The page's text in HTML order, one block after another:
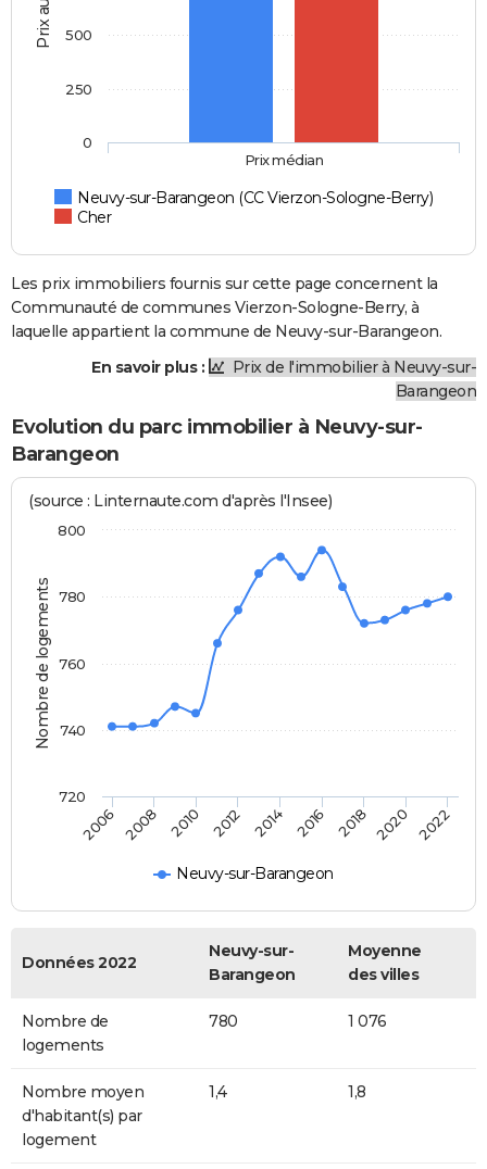
Neuvy-sur-Barangeon (CC Vierzon-Sologne-Berry)
Cher
Prix médian
0
250
500
Les prix immobiliers fournis sur cette page concernent la
Communauté de communes Vierzon-Sologne-Berry, à
laquelle appartient la commune de Neuvy-sur-Barangeon.
En savoir plus :
Prix de l'immobilier à Neuvy-sur-
Barangeon
Evolution du parc immobilier à Neuvy-sur-
Barangeon
Nombre de logements
(source : Linternaute.com d'après l'Insee)
Neuvy-sur-Barangeon
2006 2008 2010 2012 2014 2016 2018 2020 2022
720
740
760
780
800
Données 2022
Neuvy-sur-
Barangeon
Moyenne
des villes
Nombre de
logements
780 1 076
Nombre moyen
d'habitant(s) par
logement
1,4 1,8